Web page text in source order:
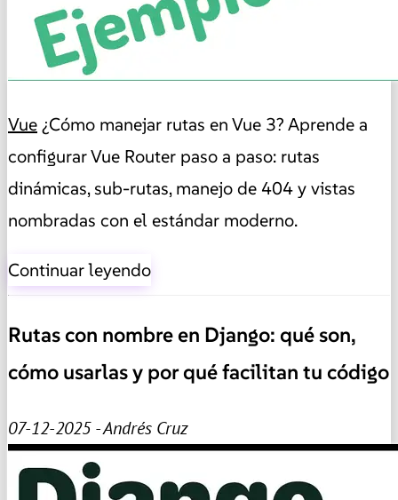
Vue¿Cómo manejar rutas en Vue 3? Aprende a
configurar Vue Router paso a paso: rutas
dinámicas, sub-rutas, manejo de 404 y vistas
nombradas con el estándar moderno.
Continuar leyendo
Rutas con nombre en Django: qué son,
cómo usarlas y por qué facilitan tu código
07-12-2025 - Andrés Cruz